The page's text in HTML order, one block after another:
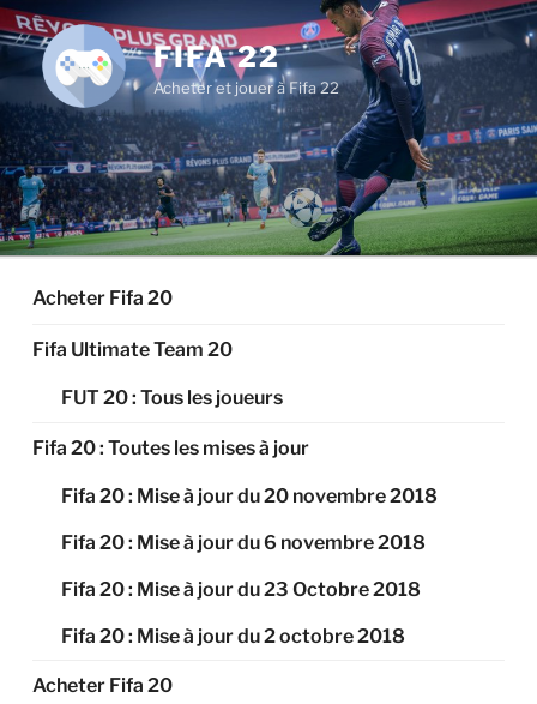
Aller
au
contenu
principal
FIFA 22
Acheter et jouer à Fifa 22
Acheter Fifa 20
Fifa Ultimate Team 20
FUT 20 : Tous les joueurs
Fifa 20 : Toutes les mises à jour
Fifa 20 : Mise à jour du 20 novembre 2018
Fifa 20 : Mise à jour du 6 novembre 2018
Fifa 20 : Mise à jour du 23 Octobre 2018
Fifa 20 : Mise à jour du 2 octobre 2018
Acheter Fifa 20